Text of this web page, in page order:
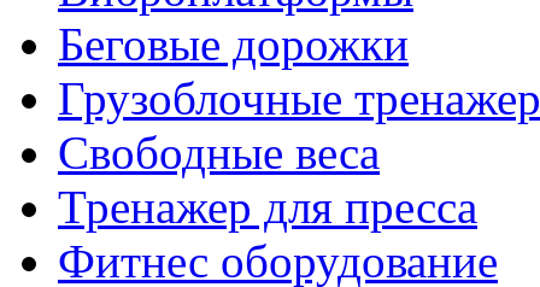
Беговые дорожки
Грузоблочные
Свободные веса
Тренажер для пресса
Фитнес оборудование